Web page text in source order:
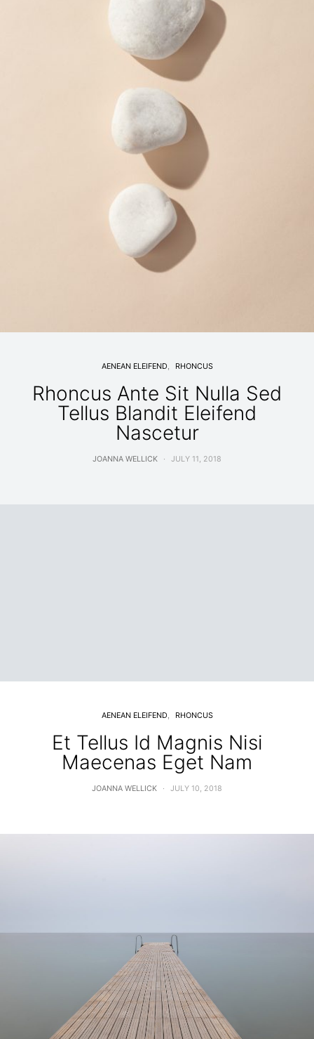
AENEAN ELEIFEND RHONCUS
Rhoncus Ante Sit Nulla Sed
Tellus Blandit Eleifend
Nascetur
JOANNA WELLICK JULY 11, 2018
AENEAN ELEIFEND RHONCUS
Et Tellus Id Magnis Nisi
Maecenas Eget Nam
JOANNA WELLICK JULY 10, 2018